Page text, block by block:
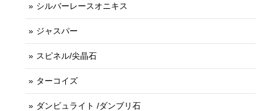
シルバーレースオニキス
ジャスパー
スピネル/尖晶石
ターコイズ
ダンビュライト /ダンブリ石